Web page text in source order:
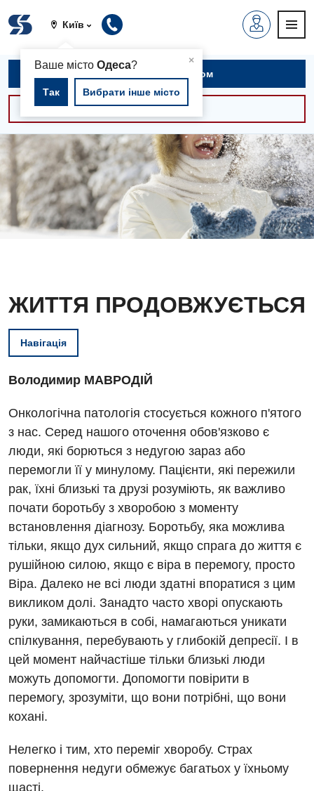
Київ
×
Ваше містоОдеса?
Так Вибрати інше місто
Записатися на прийом
Консультації -30%
ЖИТТЯ ПРОДОВЖУЄТЬСЯ
Навігація
Володимир МАВРОДІЙ
Онкологічна патологія стосується кожного п'ятого
з нас. Серед нашого оточення обов'язково є
люди, які борються з недугою зараз або
перемогли її у минулому. Пацієнти, які пережили
рак, їхні близькі та друзі розуміють, як важливо
почати боротьбу з хворобою з моменту
встановлення діагнозу. Боротьбу, яка можлива
тільки, якщо дух сильний, якщо спрага до життя є
рушійною силою, якщо є віра в перемогу, просто
Віра. Далеко не всі люди здатні впоратися з цим
викликом долі. Занадто часто хворі опускають
руки, замикаються в собі, намагаються уникати
спілкування, перебувають у глибокій депресії. І в
цей момент найчастіше тільки близькі люди
можуть допомогти. Допомогти повірити в
перемогу, зрозуміти, що вони потрібні, що вони
кохані.
Нелегко і тим, хто переміг хворобу. Страх
повернення недуги обмежує багатьох у їхньому
щасті.